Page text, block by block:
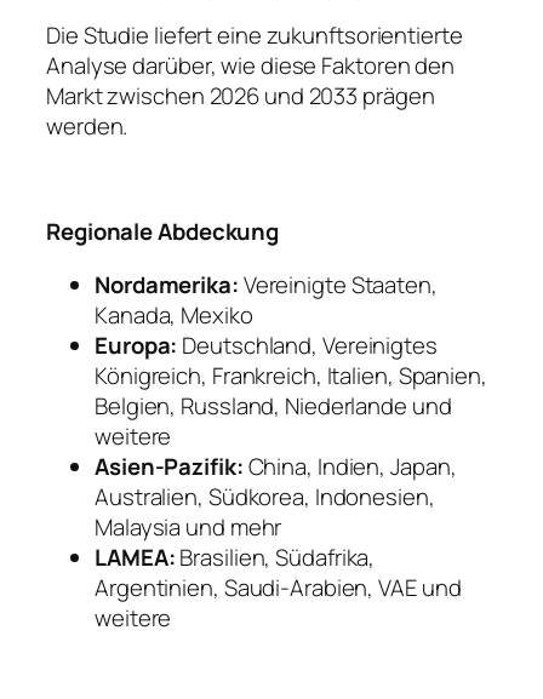
Die Studie liefert eine zukunftsorientierte
Analyse darüber, wie diese Faktoren den
Markt zwischen 2026 und 2033 prägen
werden.
Regionale Abdeckung
Nordamerika:Vereinigte Staaten,
Kanada, Mexiko
Europa: Deutschland, Vereinigtes
Königreich, Frankreich, Italien, Spanien,
Belgien, Russland, Niederlande und
weitere
Asien-Pazifik:China, Indien, Japan,
Australien, Südkorea, Indonesien,
Malaysia und mehr
LAMEA:Brasilien, Südafrika,
Argentinien, Saudi-Arabien, VAE und
weitere